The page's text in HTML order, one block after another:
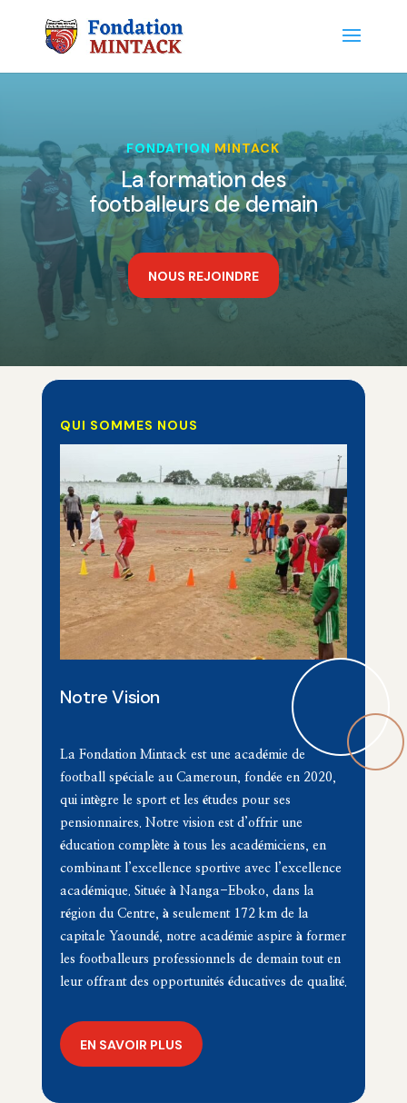
FONDATION MINTACK
La formation des
footballeurs de demain
NOUS REJOINDRE
QUI SOMMES NOUS
Notre Vision
La Fondation Mintackest une académie de
footballspéciale au Cameroun, fondée en 2020,
qui intègre le sport et les études pour ses
pensionnaires. Notre vision est d’offrir une
éducation complète à tous les académiciens, en
combinant l’excellence sportive avec l’excellence
académique. Située à Nanga-Eboko, dans la
région du Centre, à seulement 172 kmde la
capitale Yaoundé, notre académie aspire à former
les footballeurs professionnels de demain tout en
leur offrant des opportunités éducatives de qualité.
EN SAVOIR PLUS